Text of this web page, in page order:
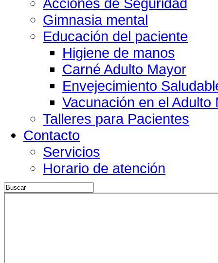
Gimnasia mental
Educación del paciente
Higiene de manos
Carné Adulto Mayor
Envejecimiento
Vacunación en el Adulto
Talleres para Pacientes
Contacto
Servicios
Horario de atención